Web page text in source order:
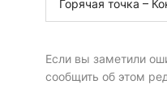
Горячая точка –
Если вы заметили
сообщить об этом